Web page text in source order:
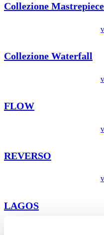
Collezione Mastrepiece
Collezione Waterfall
FLOW
REVERSO
LAGOS